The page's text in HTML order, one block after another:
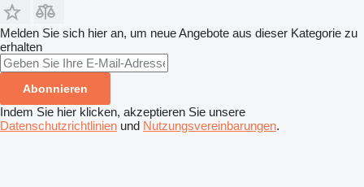
Melden Sie sich hier an, um neue Angebote aus dieser Kategorie zu
erhalten
Abonnieren
Indem Sie hier klicken, akzeptieren Sie unsere
Datenschutzrichtlinien und Nutzungsvereinbarungen.